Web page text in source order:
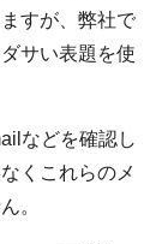
すが、弊社で
サい表題を使
などを確認し
くこれらのメ
。